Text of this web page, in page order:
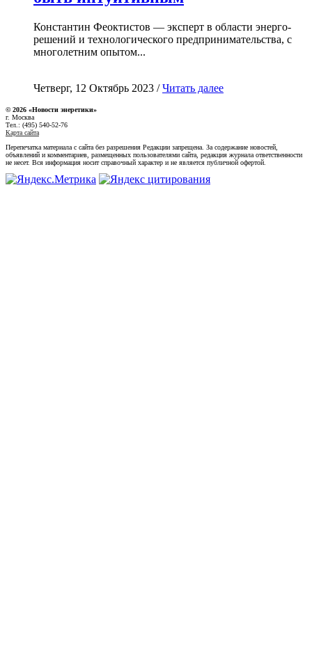
Константин Феоктистов — эксперт в области энерго-
решений и технологического предпринимательства, с
многолетним опытом...
Четверг, 12 Октябрь 2023 /Читать далее
© 2026 «Новости энеретики»
г. Москва
Тел.: (495) 540-52-76
Карта сайта
Перепечатка материала с сайта без разрешения Редакции запрещена. За содержание новостей,
объявлений и комментариев, размещенных пользователями сайта, редакция журнала ответственности
не несет. Вся информация носит справочный характер и не является публичной офертой.